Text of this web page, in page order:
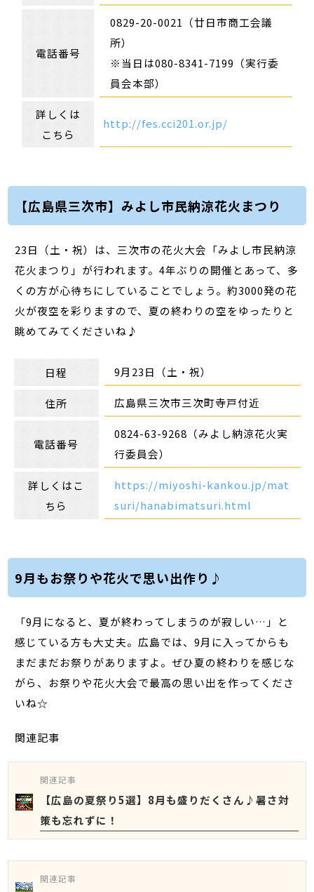
電話番号
0829-20-0021（廿日市商工会議
所）
※当日は080-8341-7199（実行委
員会本部）
詳しくは
こちら
http://fes.cci201.or.jp/
【広島県三次市】みよし市民納涼花火まつり
23日（土・祝）は、三次市の花火大会「みよし市民納涼
花火まつり」が行われます。4年ぶりの開催とあって、多
くの方が心待ちにしていることでしょう。約3000発の花
火が夜空を彩りますので、夏の終わりの空をゆったりと
眺めてみてくださいね♪
日程 9月23日（土・祝）
住所 広島県三次市三次町寺戸付近
電話番号
0824-63-9268（みよし納涼花火実
行委員会）
詳しくはこ
ちら
https://miyoshi-kankou.jp/mat
suri/hanabimatsuri.html
9月もお祭りや花火で思い出作り♪
「9月になると、夏が終わってしまうのが寂しい…」と
感じている方も大丈夫。広島では、9月に入ってからも
まだまだお祭りがありますよ。ぜひ夏の終わりを感じな
がら、お祭りや花火大会で最高の思い出を作ってくださ
いね☆
関連記事
関連記事
【広島の夏祭り5選】8月も盛りだくさん♪暑さ対
策も忘れずに！
関連記事